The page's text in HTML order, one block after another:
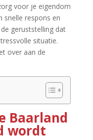
voor je eigendom
snelle respons en
geruststelling dat
situatie.​
over aan de
Baarland
wordt